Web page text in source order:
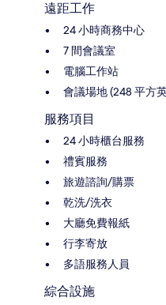
遠距工作
24 小時商務中心
7 間會議室
電腦工作站
會議場地 (248 平方
服務項目
24 小時櫃台服務
禮賓服務
旅遊諮詢/購票
乾洗/洗衣
大廳免費報紙
行李寄放
多語服務人員
綜合設施